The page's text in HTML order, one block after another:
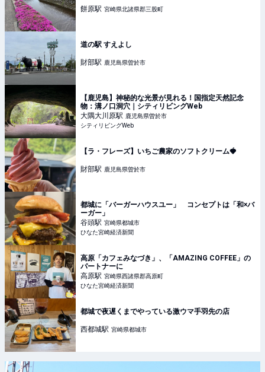
餅原駅 宮崎県北諸県郡三股町
道の駅 すえよし
財部駅 鹿児島県曽於市
【鹿児島】神秘的な光景が見れる！国指定天然記念
物：溝ノ口洞穴｜シティリビングWeb
大隅大川原駅 鹿児島県曽於市
シティリビングWeb
【ラ・フレーズ】いちご農家のソフトクリーム🍓
財部駅 鹿児島県曽於市
都城に「バーガーハウスユー」 コンセプトは「和×バ
ーガー」
谷頭駅 宮崎県都城市
ひなた宮崎経済新聞
高原「カフェみなづき」、「AMAZING COFFEE」の
パートナーに
高原駅 宮崎県西諸県郡高原町
ひなた宮崎経済新聞
都城で夜遅くまでやっている激ウマ手羽先の店
西都城駅 宮崎県都城市